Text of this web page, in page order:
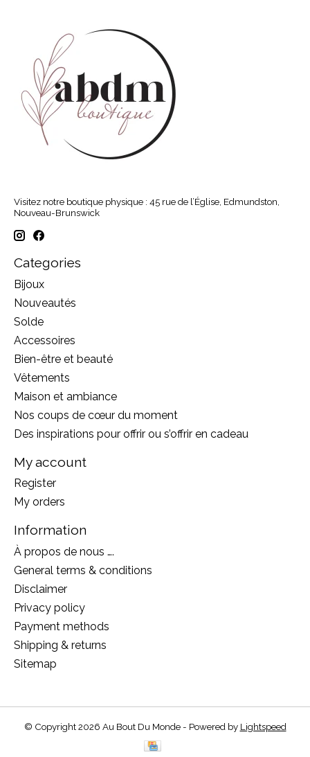
Visitez notre boutique physique : 45 rue de l’Église, Edmundston,
Nouveau-Brunswick
Categories
Bijoux
Nouveautés
Solde
Accessoires
Bien-être et beauté
Vêtements
Maison et ambiance
Nos coups de cœur du moment
Des inspirations pour offrir ou s’offrir en cadeau
My account
Register
My orders
Information
À propos de nous ….
General terms & conditions
Disclaimer
Privacy policy
Payment methods
Shipping & returns
Sitemap
© Copyright 2026 Au Bout Du Monde - Powered by Lightspeed